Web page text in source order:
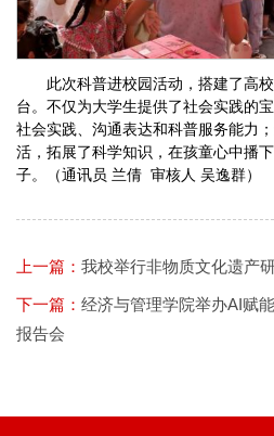
此次科普进校园活动，搭建了高
台。不仅为大学生提供了社会实践的
社会实践、沟通表达和科普服务能力
活，拓展了科学知识，在孩童心中播
子。（通讯员 兰倩 审核人 吴逸群）
上一篇： 我校举行非物质文化遗产
下一篇： 经济与管理学院举办AI赋
报告会